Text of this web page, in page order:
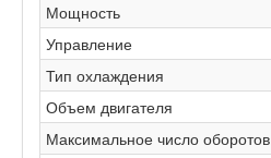
Мощность
Управление
Тип охлаждения
Объем двигателя
Максимальное число оборотов